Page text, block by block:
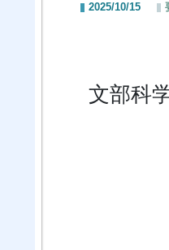
2025/10/15
文部科